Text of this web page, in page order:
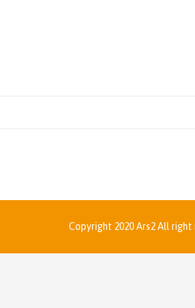
Copyright 2020 Ars2 All right